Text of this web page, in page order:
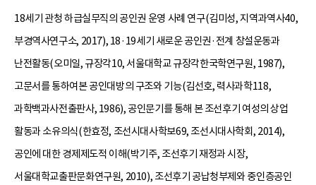
18세기 관청 하급실무직의 공인권 운영 사례 연구(김미성, 지역과역사40,
부경역사연구소, 2017), 18·19세기 새로운 공인권·전계 창설운동과
난전활동(오미일, 규장각10, 서울대학교 규장각한국학연구원, 1987),
고문서를 통하여본 공인대방의 구조와 기능(김선호, 력사과학118,
과학백과사전출판사, 1986), 공인문기를 통해 본 조선후기 여성의 상업
활동과 소유의식(한효정, 조선시대사학보69, 조선시대사학회, 2014),
공인에 대한 경제제도적 이해(박기주, 조선후기 재정과 시장,
서울대학교출판문화연구원, 2010), 조선후기 공납청부제와 중인층공인